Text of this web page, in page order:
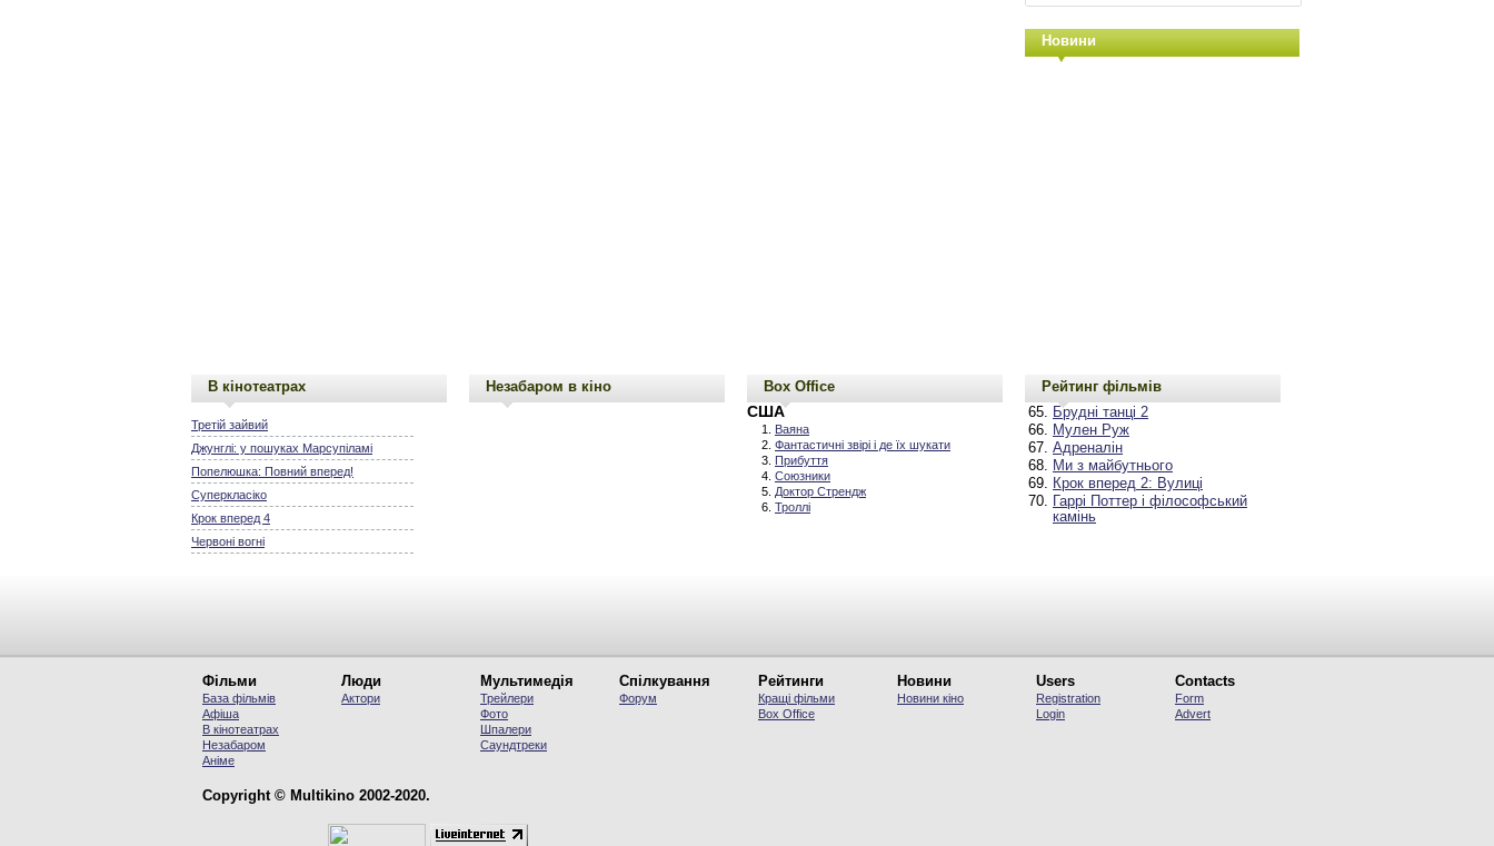
Новини
В кінотеатрах
Третій зайвий
Джунглі: у пошуках Марсупіламі
Попелюшка: Повний вперед!
Суперкласіко
Крок вперед 4
Червоні вогні
Незабаром в кіно Box Office
США
Ваяна
Фантастичні звірі і де їх шукати
Прибуття
Союзники
Доктор Стрендж
Троллі
Рейтинг фільмів
Брудні танці 2
Мулен Руж
Адреналін
Ми з майбутнього
Крок вперед 2: Вулиці
Гаррі Поттер і філософський
камінь
Фільми
База фільмів
Афіша
В кінотеатрах
Незабаром
Аніме
Люди
Актори
Мультимедія
Трейлери
Фото
Шпалери
Саундтреки
Спілкування
Форум
Рейтинги
Кращі фільми
Вох Office
Новини
Новини кіно
Users
Registration
Login
Contacts
Form
Advert
Copyright © Multikino 2002-2020.